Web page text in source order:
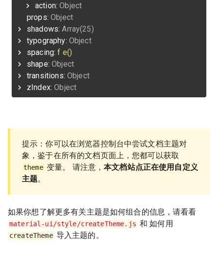
action:Object
props:Object
shadows:Array(25)
typography: Object
spacing:f e()
shape:Object
transitions: Object
zIndex:Object
提示：你可以在浏览器控制台中尝试文档主题对
象，鉴于在所有的文档页面上，您都可以获取
theme 变量。 请注意，本文档站点正在使用自定义
主题。
如果你想了解更多有关主题是如何组合的信息，请看看
material-ui/style/createTheme.js 和 如何用
createTheme 导入主题的。